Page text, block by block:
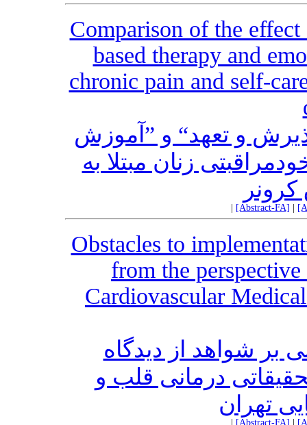
Comparison of the
based therapy and
chronic pain and self-
و تعهد“ و ”آموزش
زنان مبتلا به
[Abstract-FA]
Obstacles to
from the
Cardiovascular
بر شواهد از دیدگاه
درمانی قلب‌ و
تهران
[Abstract-FA]